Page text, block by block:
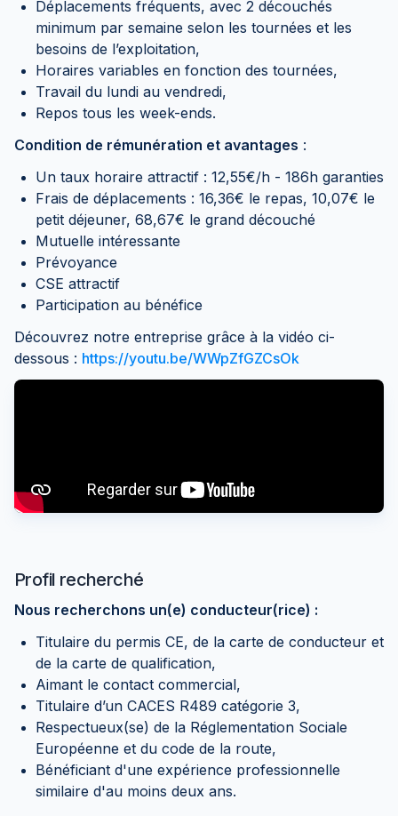
Déplacements fréquents, avec 2 découchés
minimum par semaine selon les tournées et les
besoins de l’exploitation,
Horaires variables en fonction des tournées,
Travail du lundi au vendredi,
Repos tous les week-ends.
Condition de rémunération et avantages :
Un taux horaire attractif : 12,55€/h - 186h garanties
Frais de déplacements : 16,36€ le repas, 10,07€ le
petit déjeuner, 68,67€ le grand découché
Mutuelle intéressante
Prévoyance
CSE attractif
Participation au bénéfice
Découvrez notre entreprise grâce à la vidéo ci-
dessous : https://youtu.be/WWpZfGZCsOk
Profil recherché
Nous recherchons un(e) conducteur(rice) :
Titulaire du permis CE, de la carte de conducteur et
de la carte de qualification,
Aimant le contact commercial,
Titulaire d’un CACES R489 catégorie 3,
Respectueux(se) de la Réglementation Sociale
Européenne et du code de la route,
Bénéficiant d'une expérience professionnelle
similaire d'au moins deux ans.